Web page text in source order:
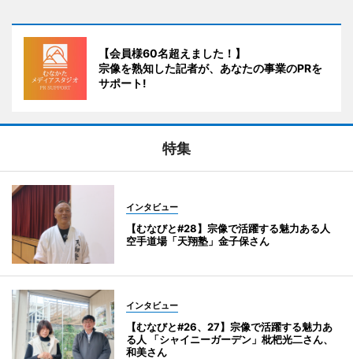
【会員様60名超えました！】
宗像を熟知した記者が、あなたの事業のPRを
サポート!
特集
インタビュー
【むなびと#28】宗像で活躍する魅力ある人
空手道場「天翔塾」金子保さん
インタビュー
【むなびと#26、27】宗像で活躍する魅力あ
る人 「シャイニーガーデン」枇杷光二さん、
和美さん